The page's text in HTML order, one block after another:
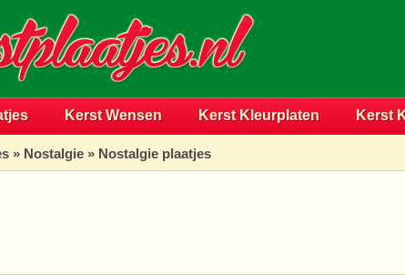
Kerst Wensen Kerst Kleurplaten Kerst
» Nostalgie » Nostalgie plaatjes